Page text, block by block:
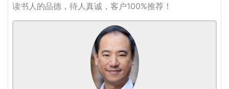
读书人的品德，待人真诚，客户100%推荐！